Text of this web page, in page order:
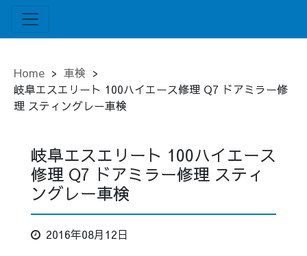
Home > 車検 >
岐阜エスエリート 100ハイエース修理 Q7 ドアミラー修
理 スティングレー車検
岐阜エスエリート 100ハイエース
修理 Q7 ドアミラー修理 スティ
ングレー車検
2016年08月12日